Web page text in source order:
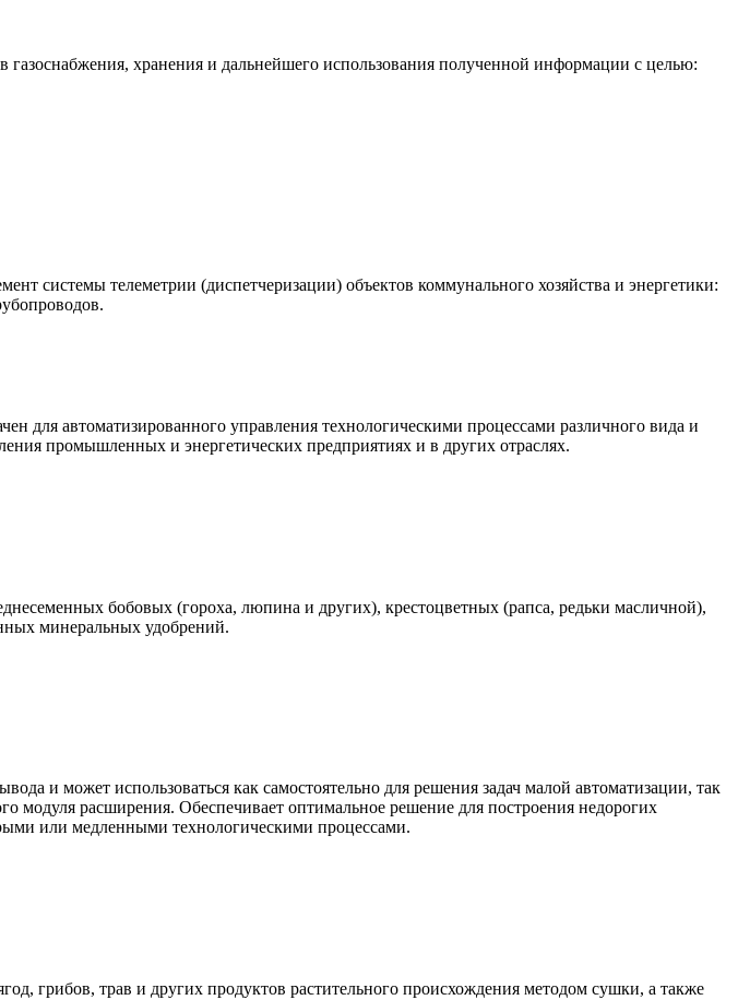
хранения и дальнейшего использования полученной информации с целью:
системы телеметрии (диспетчеризации) объектов коммунального хозяйства и энергетики:
для автоматизированного управления технологическими процессами различного вида и
промышленных и энергетических предприятиях и в других отраслях.
бобовых (гороха, люпина и других), крестоцветных (рапса, редьки масличной),
минеральных удобрений.
и может использоваться как самостоятельно для решения задач малой автоматизации, так
модуля расширения. Обеспечивает оптимальное решение для построения недорогих
или медленными технологическими процессами.
грибов, трав и других продуктов растительного происхождения методом сушки, а также